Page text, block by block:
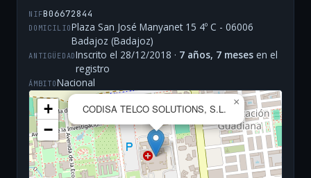
NIFB06672844
DOMICILIOPlaza San José Manyanet 15 4º C - 06006
Badajoz (Badajoz)
ANTIGÜEDADInscrito el 28/12/2018 · 7 años, 7 meses en el
registro
ÁMBITONacional
CODISA TELCO SOLUTIONS, S.L.
×
+
−